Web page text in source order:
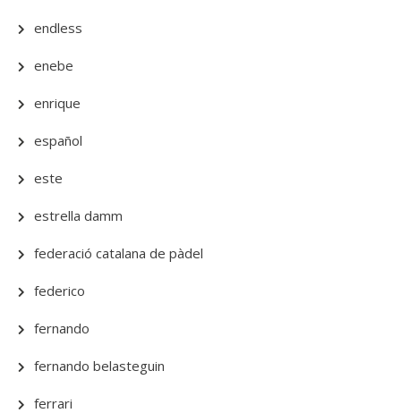
endless
enebe
enrique
español
este
estrella damm
federació catalana de pàdel
federico
fernando
fernando belasteguin
ferrari